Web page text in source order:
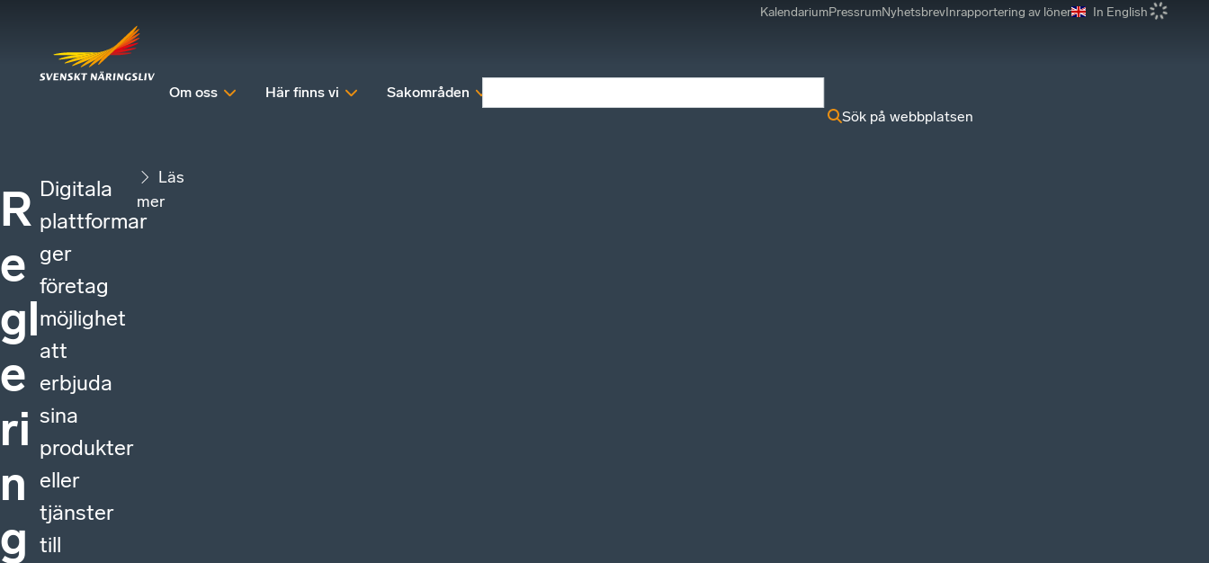
KalendariumPressrumNyhetsbrevInrapportering av löner In English
Om oss Här finns vi Sakområden
Sök på webbplatsen
R
e
gl
e
ri
n
g
Digitala
plattformar
ger
företag
möjlighet
att
erbjuda
sina
produkter
eller
tjänster
till
Läs
mer